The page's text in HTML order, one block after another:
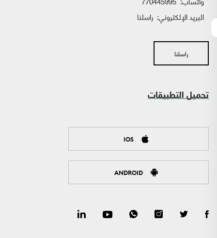
البريد الإلكتروني: راسلنا
راسلنا
تحميل التطبيقات
IOS
ANDROID